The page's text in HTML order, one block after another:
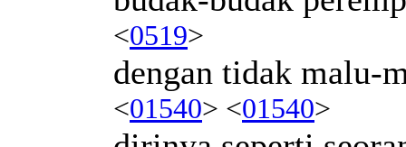
<0519>
dengan tidak malu-
<01540> <01540>